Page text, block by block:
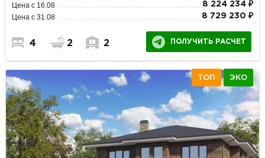
Цена с 16.08 8 224 234 ₽
Цена с 31.08 8 729 230 ₽
4 2 2 ПОЛУЧИТЬ РАСЧЕТ
ТОП ЭКО